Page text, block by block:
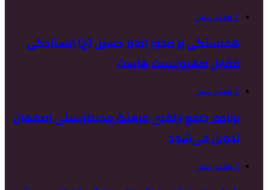
1 هفته پیش
همبستگی بر محور امام حسین (ع) ایستادگی
مقابل صهیونیست هاست
2 هفته پیش
برنامه جامع ارتقای فرهنگ محیط‌زیستی اصفهان
تدوین می‌شود
2 هفته پیش